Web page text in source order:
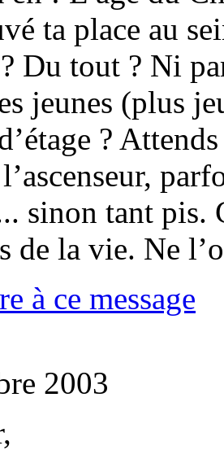
ta place au
Du tout ? Ni
jeunes (plus
?
sinon tant pis.
de la vie. Ne
à ce message
2003